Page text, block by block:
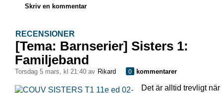
Skriv en kommentar
RECENSIONER
[Tema: Barnserier] Sisters 1:
Familjeband
torsdag 5 mars, kl 21:40 av Rikard 0 kommentarer
Det är alltid trevligt när